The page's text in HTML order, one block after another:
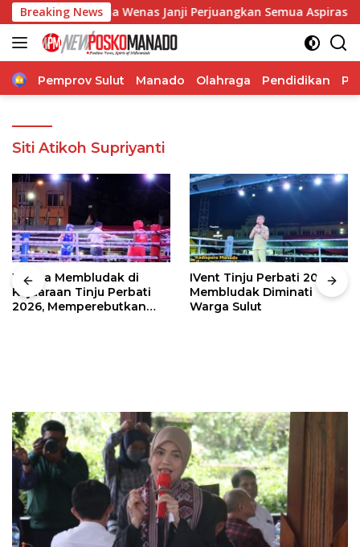
Langsung
ke
konten
Breaking News
Regina Wenas Janji Perjuangkan Semua Aspirasi
Home
Pemprov Sulut Manado Olahraga Pendidikan
Siti Atikoh Supriyanti
Warga Membludak di
Kejuaraan Tinju Perbati
2026, Memperebutkan
IVent Tinju Perbati 2026
Membludak Diminati
Warga Sulut